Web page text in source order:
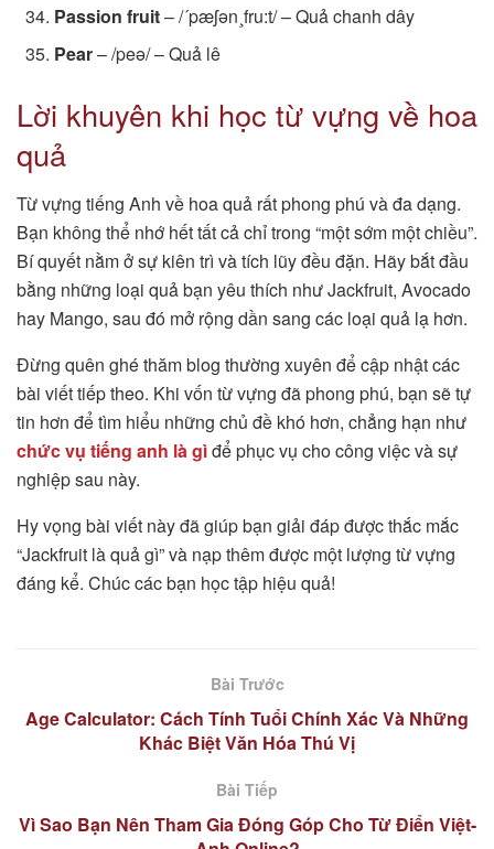
Passion fruit– /´pæʃən¸fru:t/ – Quả chanh dây
Pear– /peə/ – Quả lê
Lời khuyên khi học từ vựng về hoa
quả
Từ vựng tiếng Anh về hoa quả rất phong phú và đa dạng.
Bạn không thể nhớ hết tất cả chỉ trong “một sớm một chiều”.
Bí quyết nằm ở sự kiên trì và tích lũy đều đặn. Hãy bắt đầu
bằng những loại quả bạn yêu thích như Jackfruit, Avocado
hay Mango, sau đó mở rộng dần sang các loại quả lạ hơn.
Đừng quên ghé thăm blog thường xuyên để cập nhật các
bài viết tiếp theo. Khi vốn từ vựng đã phong phú, bạn sẽ tự
tin hơn để tìm hiểu những chủ đề khó hơn, chẳng hạn như
chức vụ tiếng anh là gìđể phục vụ cho công việc và sự
nghiệp sau này.
Hy vọng bài viết này đã giúp bạn giải đáp được thắc mắc
“Jackfruit là quả gì” và nạp thêm được một lượng từ vựng
đáng kể. Chúc các bạn học tập hiệu quả!
Bài Trước
Age Calculator: Cách Tính Tuổi Chính Xác Và Những
Khác Biệt Văn Hóa Thú Vị
Bài Tiếp
Vì Sao Bạn Nên Tham Gia Đóng Góp Cho Từ Điển Việt-